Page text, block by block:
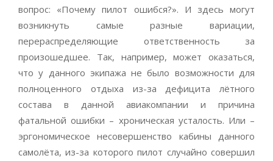
вопрос: «Почему пилот ошибся?». И здесь могут
возникнуть самые разные вариации,
перераспределяющие ответственность за
произошедшее. Так, например, может оказаться,
что у данного экипажа не было возможности для
полноценного отдыха из-за дефицита лётного
состава в данной авиакомпании и причина
фатальной ошибки – хроническая усталость. Или –
эргономическое несовершенство кабины данного
самолёта, из-за которого пилот случайно совершил